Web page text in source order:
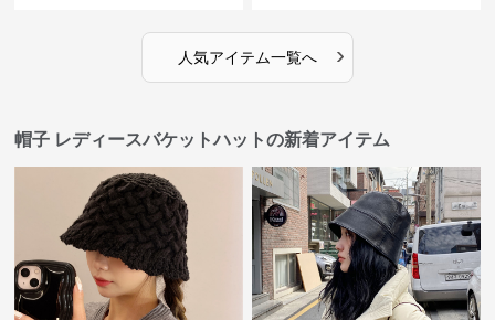
人気アイテム一覧へ ›
帽子 レディースバケットハットの新着アイテム